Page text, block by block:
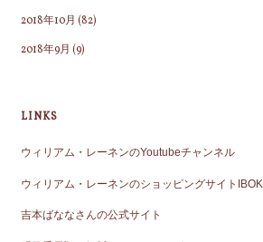
2018年10月 (82)
2018年9月 (9)
LINKS
ウィリアム・レーネンのYoutubeチャンネル
ウィリアム・レーネンのショッピングサイト
吉本ばななさんの公式サイト